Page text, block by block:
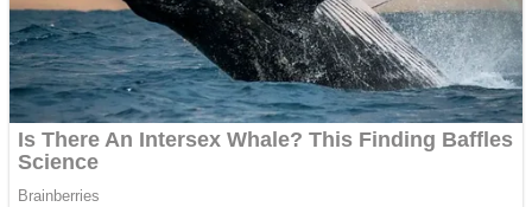
Redaksi